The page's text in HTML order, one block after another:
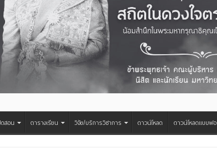
สอน ตารางเรียน วิจัย/บริการวิชาการ ดาวน์โหลด ดาวน์โหลดแบบฟ